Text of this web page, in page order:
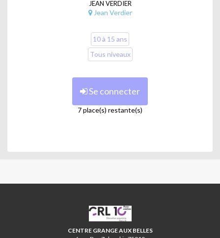
JEAN VERDIER
Jean Verdier
10 à 15 ans
Tous niveaux
Se connecter
7 place(s) restante(s)
CRL10
CENTRE GRANGE AUX BELLES